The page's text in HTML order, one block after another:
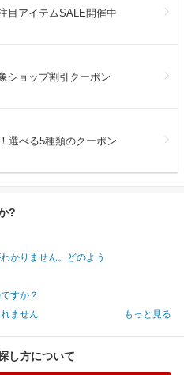
目アイテムSALE開催中
ショップ割引クーポン
選べる5種類のクーポン
?
かりません。どのよう
すか？
ません
もっと見る
し方について